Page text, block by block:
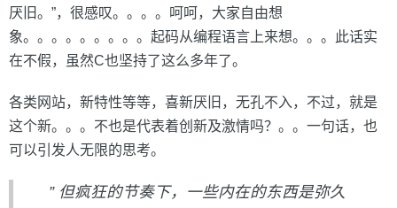
厌旧。”，很感叹。。。。呵呵，大家自由想
象。。。。。。。。。起码从编程语言上来想。。。此话实
在不假，虽然C也坚持了这么多年了。
各类网站，新特性等等，喜新厌旧，无孔不入，不过，就是
这个新。。。不也是代表着创新及激情吗？。。一句话，也
可以引发人无限的思考。
” 但疯狂的节奏下，一些内在的东西是弥久